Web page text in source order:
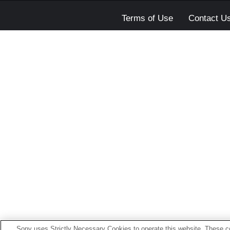
Terms of Use Contact